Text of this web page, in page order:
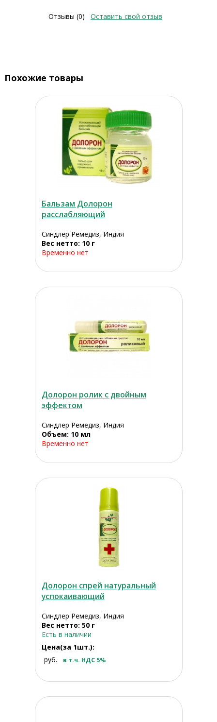
Отзывы (0) Оставить свой отзыв
Похожие товары
Бальзам Долорон
расслабляющий
Синдлер Ремедиз, Индия
Вес нетто: 10 г
Временно нет
Долорон ролик с двойным
эффектом
Синдлер Ремедиз, Индия
Объем: 10 мл
Временно нет
Долорон спрей натуральный
успокаивающий
Синдлер Ремедиз, Индия
Вес нетто: 50 г
Есть в наличии
Цена(за 1шт.):
руб.
в т.ч. НДС 5%